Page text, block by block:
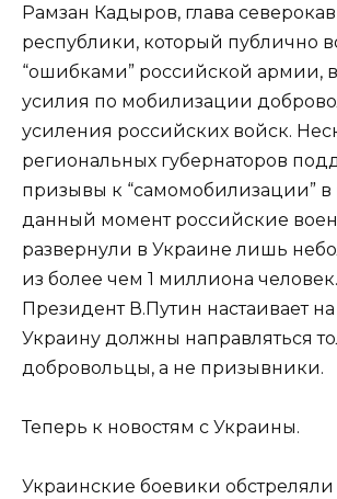
Рамзан Кадыров, глава
республики, который публично
“ошибками” российской армии,
усилия по мобилизации
усиления российских войск.
региональных губернаторов
призывы к “самомобилизации” в
данный момент российские
развернули в Украине лишь
из более чем 1 миллиона
Президент В.Путин настаивает на
Украину должны направляться
добровольцы, а не призывники.
Теперь к новостям с Украины.
Украинские боевики